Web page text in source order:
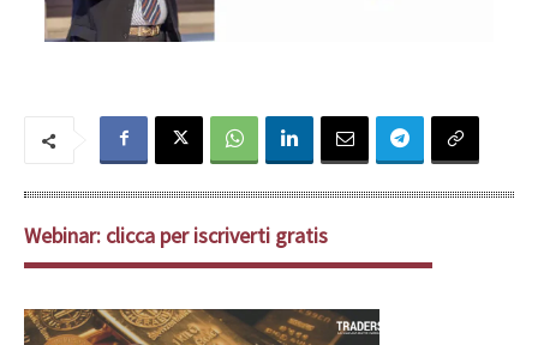
Webinar: clicca per iscriverti gratis